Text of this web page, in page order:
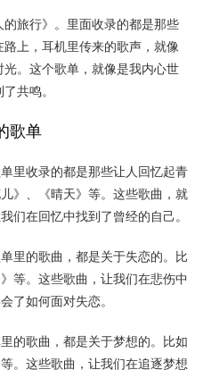
旅行》。里面收录的都是那些
上，耳机里传来的歌声，就像
。这个歌单，就像是我内心世
共鸣。
歌单
单里收录的都是那些让人回忆起青
》、《晴天》等。这些歌曲，就
们在回忆中找到了曾经的自己。
单里的歌曲，都是关于失恋的。比
等。这些歌曲，让我们在悲伤中
了如何面对失恋。
里的歌曲，都是关于梦想的。比如
。这些歌曲，让我们在追逐梦想